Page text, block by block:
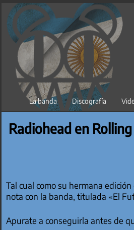
Saltar
contenido
La banda Discografía
Radiohead en
Tal cual como su hermana
nota con la banda, titulada «El
Apurate a conseguirla antes de